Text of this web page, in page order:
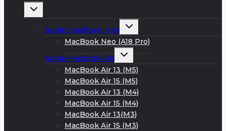
Развернуть
Apple MacBook Neo
Развернуть
меню
MacBook Neo (A18 Pro)
Apple MacBook Air
Развернуть
меню
MacBook Air 13 (M5)
MacBook Air 15 (M5)
MacBook Air 13 (M4)
MacBook Air 15 (M4)
MacBook Air 13(M3)
MacBook Air 15 (M3)